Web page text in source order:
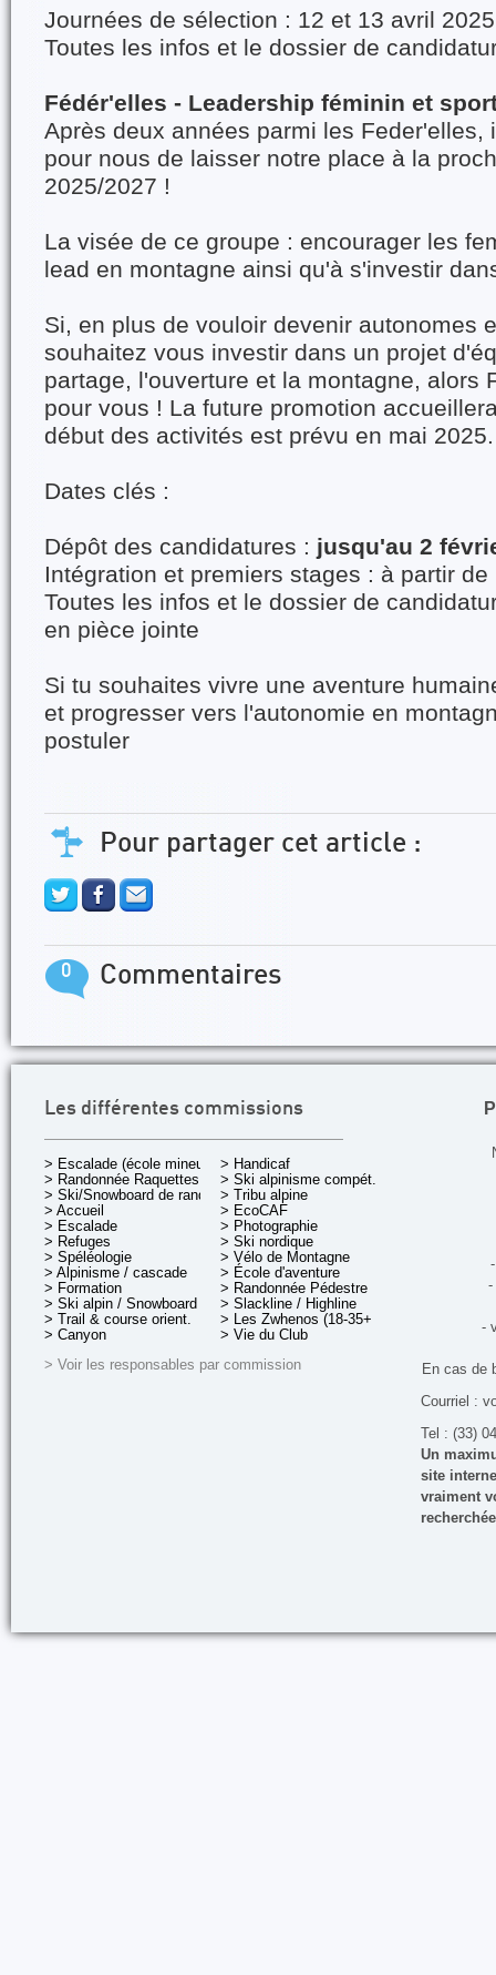
Journées de sélection : 12 et 13 avril 2025
Toutes les infos et le dossier de
Fédér'elles - Leadership féminin et
Après deux années parmi les Feder'elles,
pour nous de laisser notre place à la
2025/2027 !
La visée de ce groupe : encourager les
lead en montagne ainsi qu'à s'investir
Si, en plus de vouloir devenir autonomes
souhaitez vous investir dans un projet
partage, l'ouverture et la montagne, alors
pour vous ! La future promotion
début des activités est prévu en mai
Dates clés :
Dépôt des candidatures : jusqu'au 2
Intégration et premiers stages : à partir de
Toutes les infos et le dossier de
en pièce jointe
Si tu souhaites vivre une aventure
et progresser vers l'autonomie en
postuler
Pour partager cet article :
0 Commentaires
Les différentes commissions
> Escalade (école mineurs)
> Randonnée Raquettes
> Ski/Snowboard de rando.
> Accueil
> Escalade
> Refuges
> Spéléologie
> Alpinisme / cascade
> Formation
> Ski alpin / Snowboard
> Trail & course orient.
> Canyon
> Handicaf
> Ski alpinisme compét.
> Tribu alpine
> EcoCAF
> Photographie
> Ski nordique
> Vélo de Montagne
> École d'aventure
> Randonnée Pédestre
> Slackline / Highline
> Les Zwhenos (18-35+ ans)
> Vie du Club
> Voir les responsables par commission
-
-
En cas de
Courriel :
Tel : (33)
Un
site
vraiment